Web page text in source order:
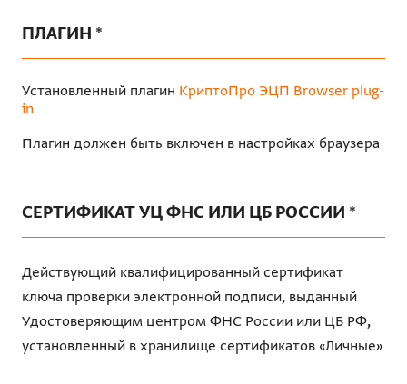
ПЛАГИН *
Установленный плагин КриптоПро ЭЦП Browser plug-
in
Плагин должен быть включен в настройках браузера
CЕРТИФИКАТ УЦ ФНС ИЛИ ЦБ РОССИИ *
Действующий квалифицированный сертификат
ключа проверки электронной подписи, выданный
Удостоверяющим центром ФНС России или ЦБ РФ,
установленный в хранилище сертификатов «Личные»